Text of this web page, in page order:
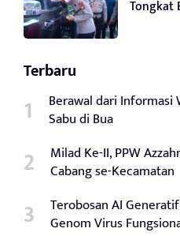
Tongkat
Terbaru
Berawal dari Informasi
Sabu di Bua
Milad Ke-II, PPW
Cabang se-Kecamatan
Terobosan AI
Genom Virus